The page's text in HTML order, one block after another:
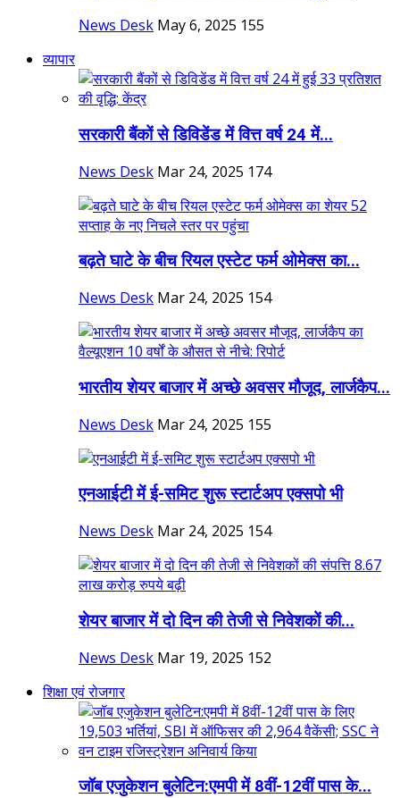
News Desk May 6, 2025 155
व्यापार
सरकारी बैंकों से डिविडेंड में वित्त वर्ष 24 में...
News Desk Mar 24, 2025 174
बढ़ते घाटे के बीच रियल एस्टेट फर्म ओमेक्स का...
News Desk Mar 24, 2025 154
भारतीय शेयर बाजार में अच्छे अवसर मौजूद, लार्जकैप...
News Desk Mar 24, 2025 155
एनआईटी में ई-समिट शुरू स्टार्टअप एक्सपो भी
News Desk Mar 24, 2025 154
शेयर बाजार में दो दिन की तेजी से निवेशकों की...
News Desk Mar 19, 2025 152
शिक्षा एवं रोजगार
जॉब एजुकेशन बुलेटिन:एमपी में 8वीं-12वीं पास के...